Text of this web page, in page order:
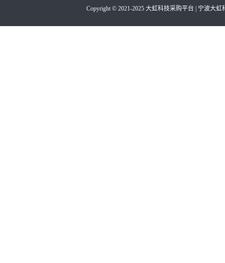
Copyright © 2021-2025 大虹科技采购平台 | 宁波大